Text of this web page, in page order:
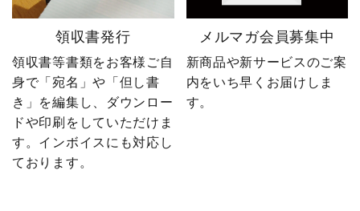
領収書発行
領収書等書類をお客様ご自
身で「宛名」や「但し書
き」を編集し、ダウンロー
ドや印刷をしていただけま
す。インボイスにも対応し
ております。
メルマガ会員募集中
新商品や新サービスのご案
内をいち早くお届けしま
す。